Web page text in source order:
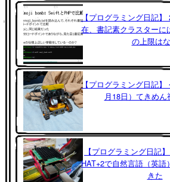
【プログラミング日記】
在、書記素クラスターに
の上限は
【プログラミング日記】
月18日）てきめ
【プログラミング日記
HAT+2で自然言語（英
きた